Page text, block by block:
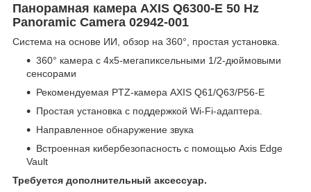
Панорамная камера AXIS Q6300-E 50 Hz
Panoramic Camera 02942-001
Система на основе ИИ, обзор на 360°, простая установка.
360° камера с 4x5-мегапиксельными 1/2-дюймовыми
сенсорами
Рекомендуемая PTZ-камера AXIS Q61/Q63/P56-E
Простая установка с поддержкой Wi-Fi-адаптера.
Направленное обнаружение звука
Встроенная кибербезопасность с помощью Axis Edge
Vault
Требуется дополнительный аксессуар.